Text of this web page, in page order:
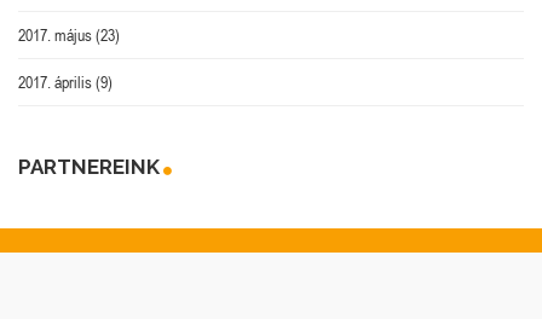
2017. május(23)
2017. április(9)
PARTNEREINK